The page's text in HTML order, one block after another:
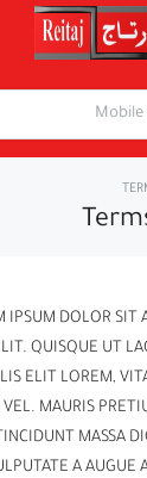
IPSUM DOLOR SIT
QUISQUE UT
ELIT LOREM,
VEL. MAURIS
MASSA
A AUGUE